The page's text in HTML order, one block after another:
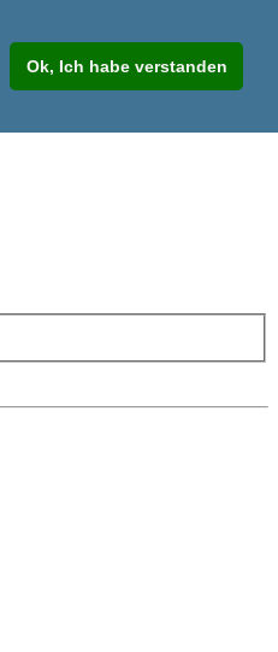
Ok, Ich habe verstanden